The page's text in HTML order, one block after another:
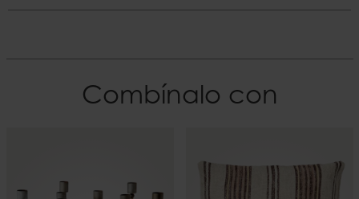
EAN
0,09 kilo
Combínalo con